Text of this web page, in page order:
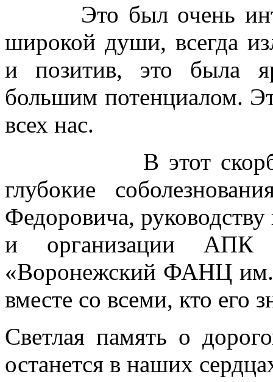
Это был очень
широкой души, всегда
и позитив, это была
большим потенциалом.
всех нас.
В этот скорбный
глубокие
Федоровича,
и организации
«Воронежский ФАНЦ
вместе со всеми, кто его
Светлая память о
останется в наших